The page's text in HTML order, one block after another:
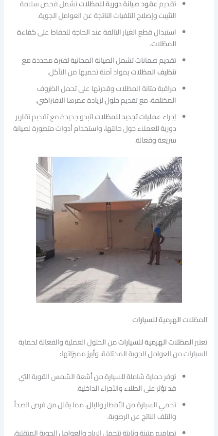
تقديمعقود صيانة دورية للمظلاتتشمل فحص سلامة
التثبيت وإصلاح التلفيات الناتجة عن العوامل الجوية.
استبدال قطع الغيار التالفة عند الحاجة للحفاظ علىكفاءة
المظلات.
تقديم ضمانات تشمل الصيانة المجانية لفترة محددة مع
تنظيف المظلاتبمواد آمنة تحميها من التآكل.
مراقبة متانة المظلات وقدرتها على تحمل الظروف
المختلفة، مع تقديم حلول لزيادة عمرها الافتراضي.
إجراءعمليات تجديد للمظلاتلتبدو جديدة مع تقديم تقارير
دورية للعملاء حول حالتها، واستخدام أدوات متطورة لصيانة
سريعة وفعالة.
المظلات الهرمية للسيارات
تعتبرالمظلات الهرمية للسياراتمن الحلول العملية والفعالة لحماية
السيارات من العوامل الجوية المختلفة، وأبرز مميزاتها:
توفر حماية شاملة للسيارة من أشعة الشمس القوية التي
قد تؤثر على الطلاء والأجزاء الداخلية.
تحمي السيارة من الأمطار والبلل، مما يقلل من فرص الصدأ
والتلف الناتج عن الرطوبة.
تصاميم متينة وثابتة تتحمل الرياح والعوامل الجوية المتقلبة،